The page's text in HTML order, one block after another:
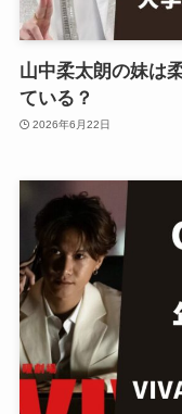
山中柔太朗の妹は
ている？
2026年6月22日